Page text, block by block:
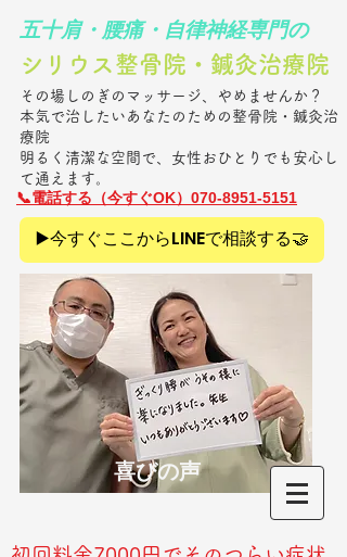
​五十肩・腰痛・自律神経専門の
シリウス整骨院・鍼灸治療院​
その場しのぎのマッサージ、やめませんか？
本気で治したいあなたのための整骨院・鍼灸治
療院
明るく清潔な空間で、女性おひとりでも安心し
て通えます。
​📞電話する（今すぐOK）070-8951-5151
▶️今すぐここからLINEで相談する🤝
​喜びの声